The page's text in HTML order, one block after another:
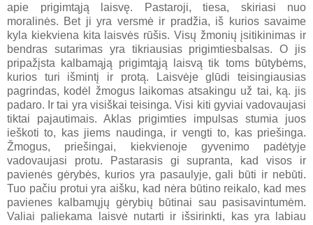
apie prigimtąją laisvę. Pastaroji, tiesa, skiriasi nuo
moralinės. Bet ji yra versmė ir pradžia, iš kurios savaime
kyla kiekviena kita laisvės rūšis. Visų žmonių įsitikinimas ir
bendras sutarimas yra tikriausias prigimtiesbalsas. O jis
pripažįsta kalbamąją prigimtąją laisvą tik toms būtybėms,
kurios turi išmintį ir protą. Laisvėje glūdi teisingiausias
pagrindas, kodėl žmogus laikomas atsakingu už tai, ką. jis
padaro. Ir tai yra visiškai teisinga. Visi kiti gyviai vadovaujasi
tiktai pajautimais. Aklas prigimties impulsas stumia juos
ieškoti to, kas jiems naudinga, ir vengti to, kas priešinga.
Žmogus, priešingai, kiekvienoje gyvenimo padėtyje
vadovaujasi protu. Pastarasis gi supranta, kad visos ir
pavienės gėrybės, kurios yra pasaulyje, gali būti ir nebūti.
Tuo pačiu protui yra aišku, kad nėra būtino reikalo, kad mes
pavienes kalbamųjų gėrybių būtinai sau pasisavintumėm.
Valiai paliekama laisvė nutarti ir išsirinkti, kas yra labiau